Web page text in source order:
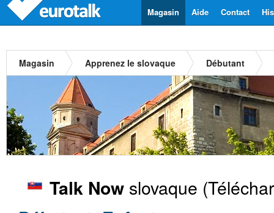
Contact
Aide
Magasin
Magasin Apprenez le slovaque Débutant
Talk Now slovaque